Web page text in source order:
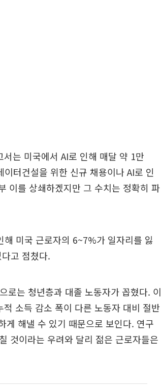
는 미국에서 AI로 인해 매달 약 1만
터건설을 위한 신규 채용이나 AI로 인
이를 상쇄하겠지만 그 수치는 정확히 파
미국 근로자의 6~7%가 일자리를 잃
고 점쳤다.
로는 청년층과 대졸 노동자가 꼽혔다. 이
소득 감소 폭이 다른 노동자 대비 절반
게 해낼 수 있기 때문으로 보인다. 연구
것이라는 우려와 달리 젊은 근로자들은